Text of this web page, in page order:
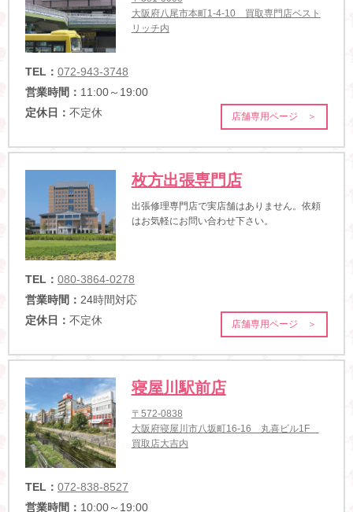
大阪府八尾市本町1-4-10 買取専門店ベスト
リッチ内
TEL： 072-943-3748
営業時間： 11:00～19:00
定休日： 不定休 店舗専用ページ ＞
枚方出張専門店
出張修理専門店で実店舗はありません。依頼
はお気軽にお問い合わせ下さい。
TEL： 080-3864-0278
営業時間： 24時間対応
定休日： 不定休 店舗専用ページ ＞
寝屋川駅前店
〒572-0838
大阪府寝屋川市八坂町16-16 丸喜ビル1F
買取店大吉内
TEL： 072-838-8527
営業時間： 10:00～19:00